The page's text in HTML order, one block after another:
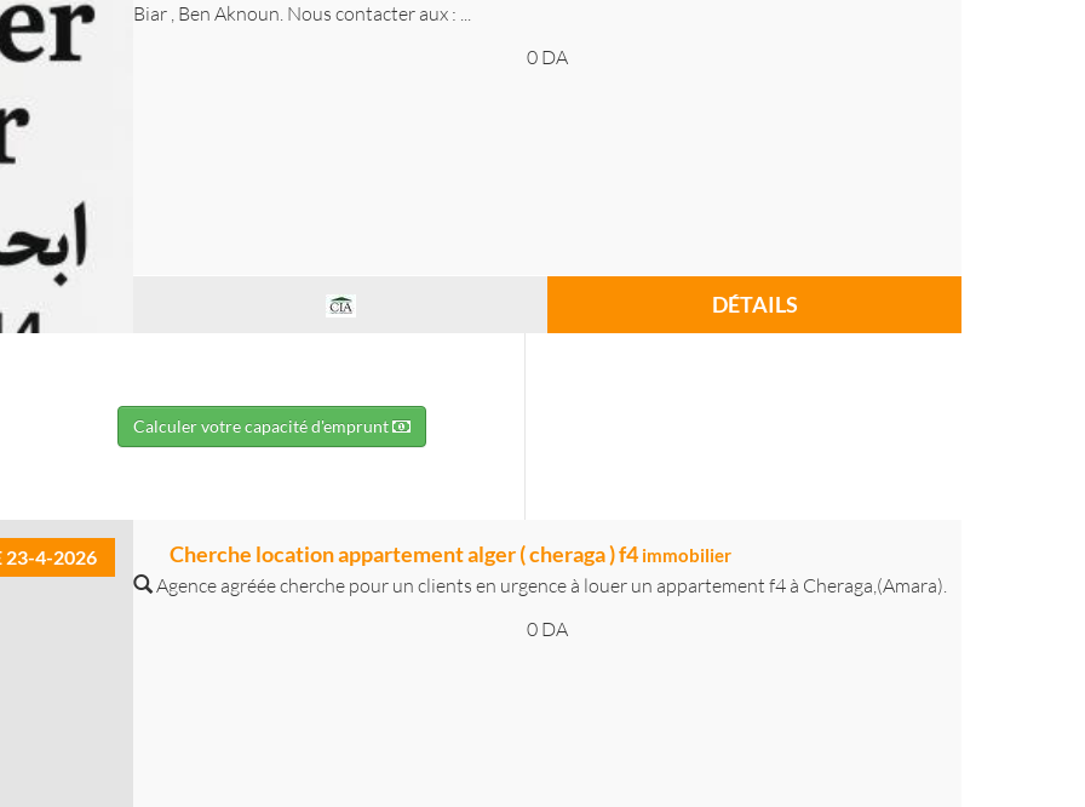
Biar , Ben Aknoun. Nous contacter aux : ...
0 DA
DÉTAILS
Calculer votre capacité d'emprunt
23-4-2026 Cherche location appartement alger ( cheraga ) f4 immobilier
Agence agréée cherche pour un clients en urgence à louer un appartement f4 à Cheraga,(Amara).
0 DA